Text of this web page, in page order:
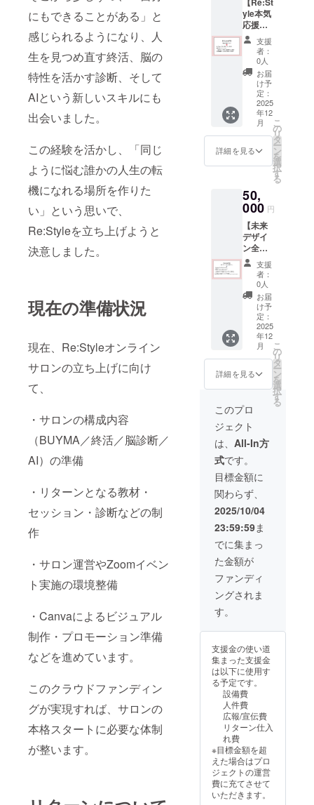
にもできることがある」と
感じられるようになり、人
生を見つめ直す終活、脳の
特性を活かす診断、そして
AIという新しいスキルにも
出会いました。
この経験を活かし、「同じ
ように悩む誰かの人生の転
機になれる場所を作りた
い」という思いで、
Re:Styleを立ち上げようと
決意しました。
現在の準備状況
現在、Re:Styleオンライン
サロンの立ち上げに向け
て、
・サロンの構成内容
（BUYMA／終活／脳診断／
AI）の準備
・リターンとなる教材・
セッション・診断などの制
作
・サロン運営やZoomイベン
ト実施の環境整備
・Canvaによるビジュアル
制作・プロモーション準備
などを進めています。
このクラウドファンディン
グが実現すれば、サロンの
本格スタートに必要な体制
が整います。
参加用
URL
は、登
録いた
だいた
メール
アドレ
ス宛に
ご案内
いたし
ます。
要時間
は約5〜
10分で
す。
・
回答
後、自
動で結
果レ
ポート
（4タイ
プ分
析）を
PDFで
・
有効期
限：
URL送
付から
30日以
内にご
回答く
ださ
い。
※「法令
に基づ
く医
療、診
療行為
ざいま
せ
効果
には個
ますこ
とをあ
らかじ
めご了
承くだ
さ
い。」
・あな
たの脳
傾向に
合った
診断解
説PDF
形
式：
に、登
録いた
だいた
メール
アドレ
ス宛に
視聴用
URL（Y
ouTube
限定公
開また
は
Google
お送り
しま
す。
・
視聴期
限：
URL送
付から
90日間
有効
・
内容：
BUYMA
の概
要、ア
カウン
ト開
サーチ
礎、
出品の
流れを
初心者
向けに
解説し
ていま
マホ・
パソコ
ンから
視聴可
能で
す。 ・
AI体験
3,300
円）参
加権
・
実施概
要：90
分×１回
・
有効期
限：令
和７年
12月末
まで
・
受講方
法：オ
yle本気
応援プ
ラン】
・
Re:Styl
eサロン
3ヶ月参
加券
・
実施概
要：サ
ロン内
のコン
テンツ
を全て
る。
（３ヶ
月間動
画視聴
や資料
見放
題、勉
強会参
加OK）
・
有効期
限：令
和８年
３月末
受講方
法：オ
ンライ
ン（ス
プレッ
ドシー
ト/ZOO
M/動
画） ・
選べる
個別30
分セッ
ション
（BUY
MA／終
活／
脳）
・
分×１回
・
有効期
限：令
和８年3
月末ま
で
・
受講方
法：オ
ンライ
ン
（ZOO
M） ・
AI体験
講座参
支援
者：
0人
お届
け予
定：
2025
年12
月
詳細を見る
こ
の
リ
タ
ー
ン
を
選
択
す
る
50,
000 円
【未来
デザイ
ン全力
応援プ
ラン】
Re:Styl
eサロン
参加
（12ヶ
月分）
・
実施概
要：サ
ロン内
のコン
テンツ
を全て
学べ
る。
（12ヶ
月間動
画視聴
や資料
見放
題、勉
強会参
加OK）
・
有効期
限：令
まで
受講方
法：オ
ンライ
ン（ス
プレッ
ドシー
ト/ZOO
M/動
個別90
分マン
ツーマ
ンセッ
ション
支援
者：
0人
お届
け予
定：
2025
年12
月
詳細を見る
こ
の
リ
タ
ー
ン
を
選
択
す
る
このプロ
ジェクト
は、 All-In方
式です。
目標金額に
関わらず、
2025/10/04
23:59:59ま
でに集まっ
た金額が
ファンディ
ングされま
す。
支援金の使い道
集まった支援金
は以下に使用す
る予定です。
設備費
人件費
広報/宣伝費
リターン仕入
れ費
※目標金額を超
えた場合はプロ
ジェクトの運営
費に充てさせて
いただきます。